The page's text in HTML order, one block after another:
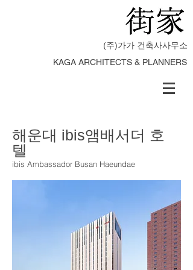
(주)가가 건축사사무소
KAGA ARCHITECTS & PLANNERS
해운대 ibis앰배서더 호
텔
ibis Ambassador Busan Haeundae